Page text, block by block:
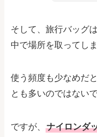
そして、旅行バッグ
中で場所を取ってし
使う頻度も少なめだ
とも多いのではない
ですが、ナイロンダ